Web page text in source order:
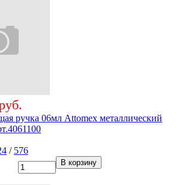
ручка 06мл Attomex металлический
/ 576
В корзину